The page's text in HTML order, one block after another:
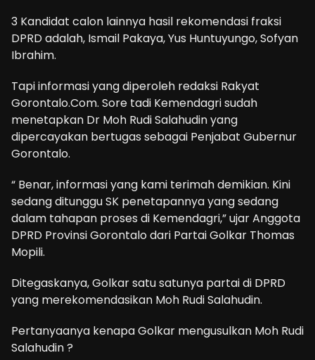
3 Kandidat calon lainnya hasil rekomendasi fraksi
DPRD adalah, Ismail Pakaya, Yus Huntuyungo, Sofyan
Ibrahim.
Tapi informasi yang diperoleh redaksi Rakyat
Gorontalo.Com. Sore tadi Kemendagri sudah
menetapkan Dr Moh Rudi Salahudin yang
dipercayakan bertugas sebagai Penjabat Gubernur
Gorontalo.
“ Benar, informasi yang kami terimah demikian. Kini
sedang ditunggu SK penetapannya yang sedang
dalam tahapan proses di Kemendagri,” ujar Anggota
DPRD Provinsi Gorontalo dari Partai Golkar Thomas
Mopili.
Ditegaskanya, Golkar satu satunya partai di DPRD
yang merekomendasikan Moh Rudi Salahudin.
Pertanyaanya kenapa Golkar mengusulkan Moh Rudi
Salahudin ?